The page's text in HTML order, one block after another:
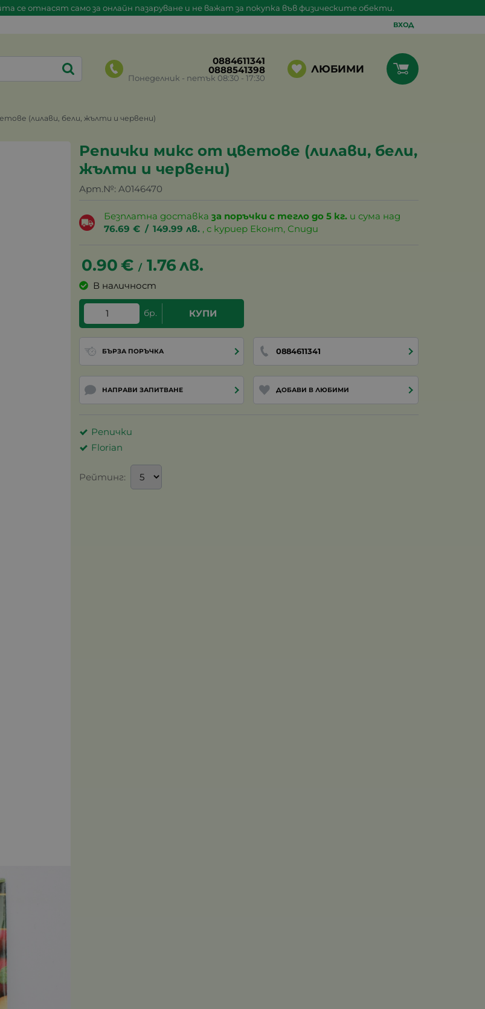
се отнасят само за онлайн пазаруване и не важат за покупка във физическите обекти.
ВХОД
0884611341
0888541398
Понеделник - петък 08:30 - 17:30
ЛЮБИМИ
(лилави, бели, жълти и червени)
Репички микс от цветове (лилави, бели,
жълти и червени)
Арт.№: A0146470
Безплатна доставказа поръчки с тегло до 5 кг. и сума над
76.69 € / 149.99 лв. , с куриер Еконт, Спиди
0.90€ / 1.76лв.
В наличност
бр. КУПИ
БЪРЗА ПОРЪЧКА 0884611341
НАПРАВИ ЗАПИТВАНЕ ДОБАВИ В ЛЮБИМИ
Репички
Florian
Рейтинг: